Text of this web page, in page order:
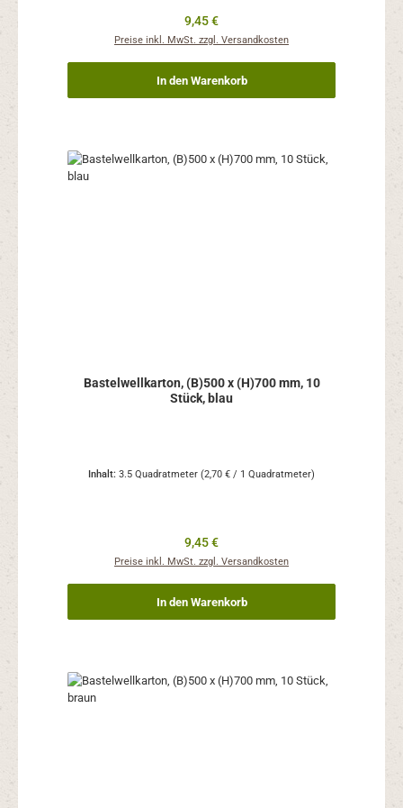
Regulärer Preis:
9,45 €
Preise inkl. MwSt. zzgl. Versandkosten
In den Warenkorb
Bastelwellkarton, (B)500 x (H)700 mm, 10
Stück, blau
Inhalt: 3.5 Quadratmeter (2,70 € / 1 Quadratmeter)
Regulärer Preis:
9,45 €
Preise inkl. MwSt. zzgl. Versandkosten
In den Warenkorb